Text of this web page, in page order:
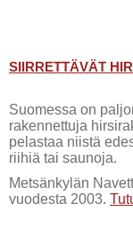
SIIRRETTÄVÄT
Suomessa on
rakennettuja
pelastaa niistä
riihiä tai saunoja.
Metsänkylän
vuodesta 2003.